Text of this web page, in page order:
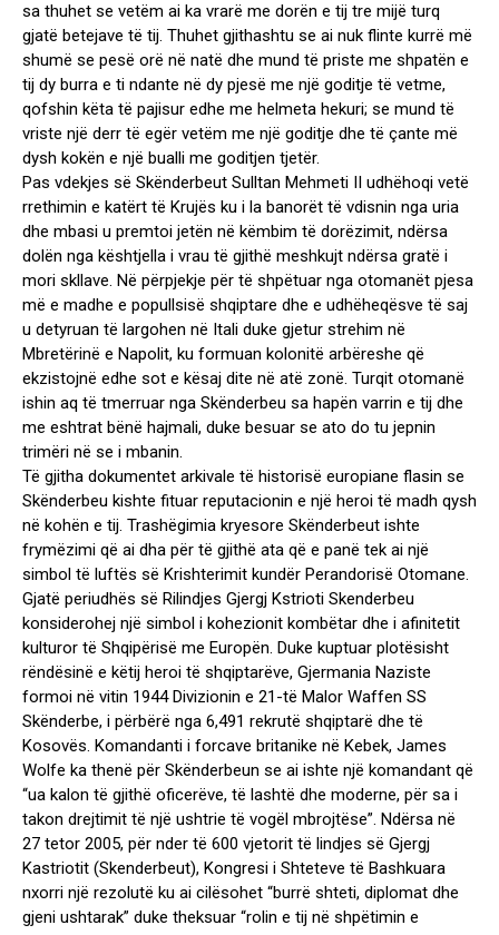
sa thuhet se vetëm ai ka vrarë me dorën e tij tre mijë turq
gjatë betejave të tij. Thuhet gjithashtu se ai nuk flinte kurrë më
shumë se pesë orë në natë dhe mund të priste me shpatën e
tij dy burra e ti ndante në dy pjesë me një goditje të vetme,
qofshin këta të pajisur edhe me helmeta hekuri; se mund të
vriste një derr të egër vetëm me një goditje dhe të çante më
dysh kokën e një bualli me goditjen tjetër.
Pas vdekjes së Skënderbeut Sulltan Mehmeti II udhëhoqi vetë
rrethimin e katërt të Krujës ku i la banorët të vdisnin nga uria
dhe mbasi u premtoi jetën në këmbim të dorëzimit, ndërsa
dolën nga kështjella i vrau të gjithë meshkujt ndërsa gratë i
mori skllave. Në përpjekje për të shpëtuar nga otomanët pjesa
më e madhe e popullsisë shqiptare dhe e udhëheqësve të saj
u detyruan të largohen në Itali duke gjetur strehim në
Mbretërinë e Napolit, ku formuan kolonitë arbëreshe që
ekzistojnë edhe sot e kësaj dite në atë zonë. Turqit otomanë
ishin aq të tmerruar nga Skënderbeu sa hapën varrin e tij dhe
me eshtrat bënë hajmali, duke besuar se ato do tu jepnin
trimëri në se i mbanin.
Të gjitha dokumentet arkivale të historisë europiane flasin se
Skënderbeu kishte fituar reputacionin e një heroi të madh qysh
në kohën e tij. Trashëgimia kryesore Skënderbeut ishte
frymëzimi që ai dha për të gjithë ata që e panë tek ai një
simbol të luftës së Krishterimit kundër Perandorisë Otomane.
Gjatë periudhës së Rilindjes Gjergj Kstrioti Skenderbeu
konsiderohej një simbol i kohezionit kombëtar dhe i afinitetit
kulturor të Shqipërisë me Europën. Duke kuptuar plotësisht
rëndësinë e këtij heroi të shqiptarëve, Gjermania Naziste
formoi në vitin 1944 Divizionin e 21-të Malor Waffen SS
Skënderbe, i përbërë nga 6,491 rekrutë shqiptarë dhe të
Kosovës. Komandanti i forcave britanike në Kebek, James
Wolfe ka thenë për Skënderbeun se ai ishte një komandant që
“ua kalon të gjithë oficerëve, të lashtë dhe moderne, për sa i
takon drejtimit të një ushtrie të vogël mbrojtëse”. Ndërsa në
27 tetor 2005, për nder të 600 vjetorit të lindjes së Gjergj
Kastriotit (Skenderbeut), Kongresi i Shteteve të Bashkuara
nxorri një rezolutë ku ai cilësohet “burrë shteti, diplomat dhe
gjeni ushtarak” duke theksuar “rolin e tij në shpëtimin e